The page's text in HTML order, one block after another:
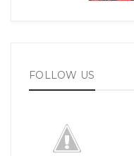
FOLLOW US